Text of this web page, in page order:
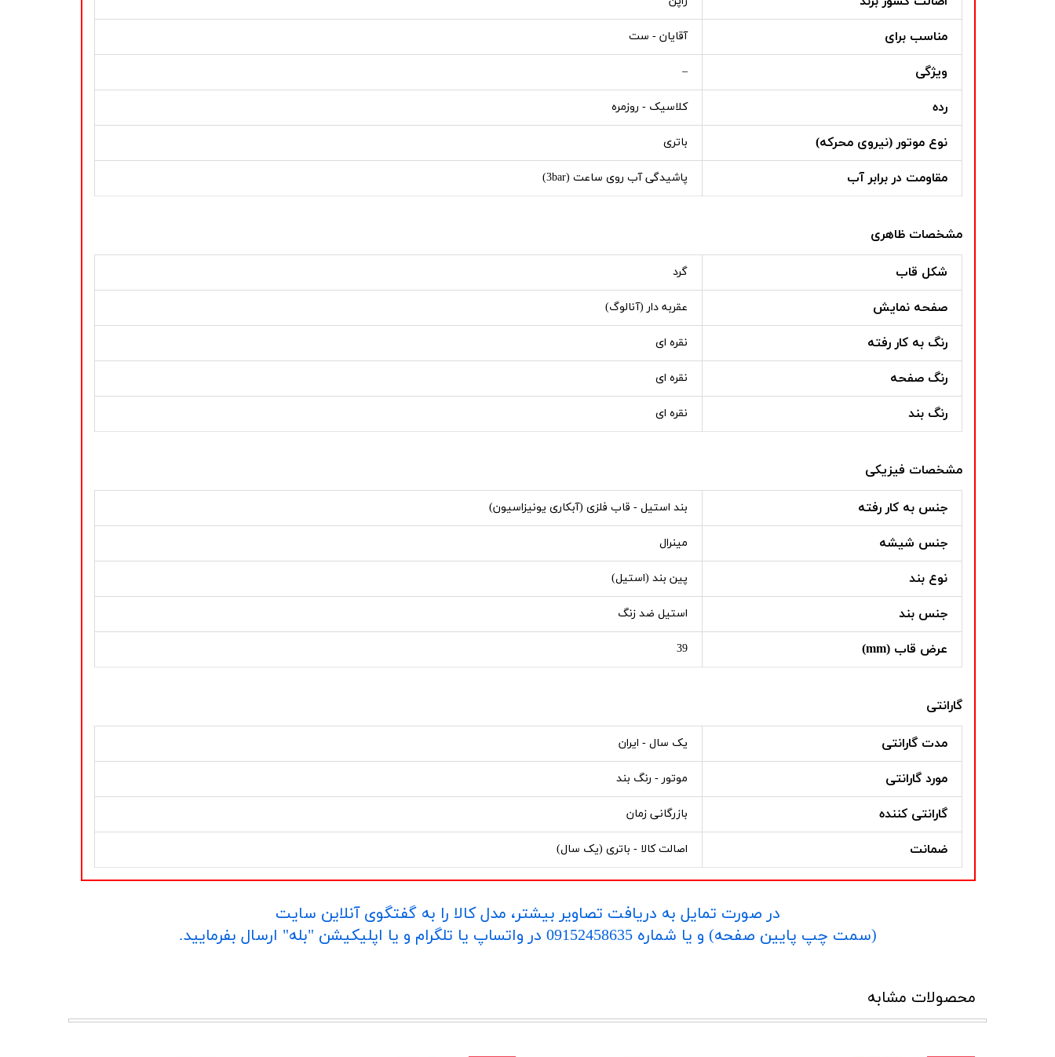
مناسب برای آقایان - ست
ویژگی –
رده کلاسیک - روزمره
نوع موتور (نیروی محرکه) باتری
مقاومت در برابر آب پاشیدگی آب روی ساعت (3bar)
مشخصات ظاهری
شکل قاب گرد
صفحه نمایش عقربه دار (آنالوگ)
رنگ به کار رفته نقره ای
رنگ صفحه نقره ای
رنگ بند نقره ای
مشخصات فیزیکی
جنس به کار رفته بند استیل - قاب فلزی (آبکاری یونیزاسیون)
جنس شیشه مینرال
نوع بند پین بند (استیل)
جنس بند استیل ضد زنگ
عرض قاب (mm) 39
گارانتی
مدت گارانتی یک سال - ایران
مورد گارانتی موتور - رنگ بند
گارانتی کننده بازرگانی زمان
ضمانت اصالت کالا - باتری (یک سال)
در صورت تمایل به دریافت تصاویر بیشتر، مدل کالا را به گفتگوی آنلاین سایت
​​​​​​​(سمت چپ پایین صفحه) و یا شماره 09152458635 در واتساپ یا تلگرام و یا اپلیکیشن "بله" ارسال بفرمایید.
محصولات مشابه